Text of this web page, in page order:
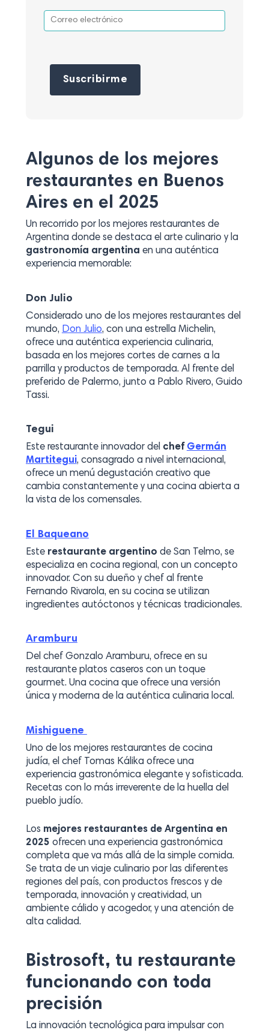
Algunos de los mejores
restaurantes en Buenos
Aires en el 2025
Un recorrido por los mejores restaurantes de
Argentina donde se destaca el arte culinario y la
gastronomía argentina en una auténtica
experiencia memorable:
Don Julio
Considerado uno de los mejores restaurantes del
mundo, Don Julio, con una estrella Michelin,
ofrece una auténtica experiencia culinaria,
basada en los mejores cortes de carnes a la
parrilla y productos de temporada. Al frente del
preferido de Palermo, junto a Pablo Rivero, Guido
Tassi.
Tegui
Este restaurante innovador del chef Germán
Martitegui, consagrado a nivel internacional,
ofrece un menú degustación creativo que
cambia constantemente y una cocina abierta a
la vista de los comensales.
El Baqueano
Este restaurante argentino de San Telmo, se
especializa en cocina regional, con un concepto
innovador. Con su dueño y chef al frente
Fernando Rivarola, en su cocina se utilizan
ingredientes autóctonos y técnicas tradicionales.
Aramburu
Del chef Gonzalo Aramburu, ofrece en su
restaurante platos caseros con un toque
gourmet. Una cocina que ofrece una versión
única y moderna de la auténtica culinaria local.
Mishiguene
Uno de los mejores restaurantes de cocina
judía, el chef Tomas Kálika ofrece una
experiencia gastronómica elegante y sofisticada.
Recetas con lo más irreverente de la huella del
pueblo judío.
Los mejores restaurantes de Argentina en
2025 ofrecen una experiencia gastronómica
completa que va más allá de la simple comida.
Se trata de un viaje culinario por las diferentes
regiones del país, con productos frescos y de
temporada, innovación y creatividad, un
ambiente cálido y acogedor, y una atención de
alta calidad.
Bistrosoft, tu restaurante
funcionando con toda
precisión
La innovación tecnológica para impulsar con